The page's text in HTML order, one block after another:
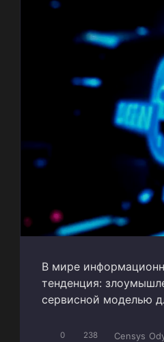
В мире
тенденция:
сервисной моделью
0 238 Censys